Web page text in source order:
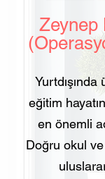
Zeynep
eğitim
en önemli
Doğru okul